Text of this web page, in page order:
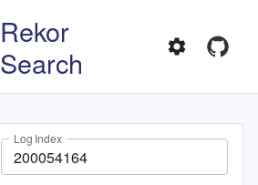
Rekor
Search
Log Index